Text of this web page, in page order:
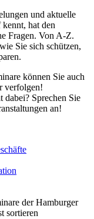
und aktuelle
hat den
Fragen. Von A-Z.
Sie sich schützen,
können Sie auch
verfolgen!
dabei? Sprechen Sie
an!
der Hamburger
sortieren